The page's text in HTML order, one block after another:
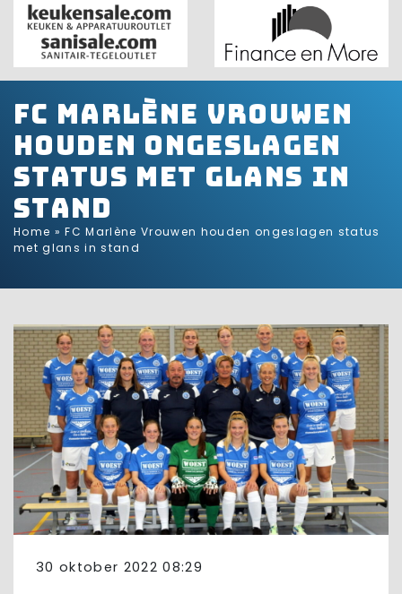
FC Marlène Vrouwen
houden ongeslagen
status met glans in
stand
Home »FC Marlène Vrouwen houden ongeslagen status
met glans in stand
30 oktober 2022 08:29